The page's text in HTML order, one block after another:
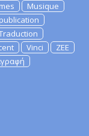
Musique
publication
Vinci
ZEE